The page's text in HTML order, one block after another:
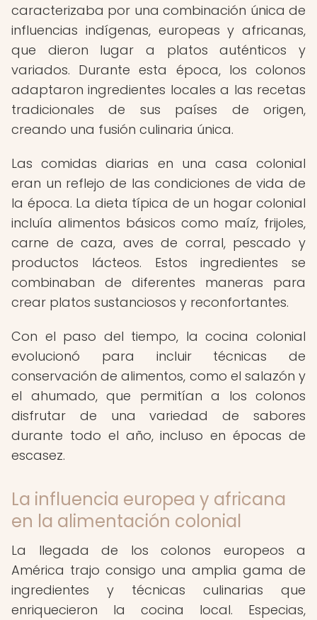
caracterizaba por una combinación única de
influencias indígenas, europeas y africanas,
que dieron lugar a platos auténticos y
variados. Durante esta época, los colonos
adaptaron ingredientes locales a las recetas
tradicionales de sus países de origen,
creando una fusión culinaria única.
Las comidas diarias en una casa colonial
eran un reflejo de las condiciones de vida de
la época. La dieta típica de un hogar colonial
incluía alimentos básicos como maíz, frijoles,
carne de caza, aves de corral, pescado y
productos lácteos. Estos ingredientes se
combinaban de diferentes maneras para
crear platos sustanciosos y reconfortantes.
Con el paso del tiempo, la cocina colonial
evolucionó para incluir técnicas de
conservación de alimentos, como el salazón y
el ahumado, que permitían a los colonos
disfrutar de una variedad de sabores
durante todo el año, incluso en épocas de
escasez.
La influencia europea y africana
en la alimentación colonial
La llegada de los colonos europeos a
América trajo consigo una amplia gama de
ingredientes y técnicas culinarias que
enriquecieron la cocina local. Especias,